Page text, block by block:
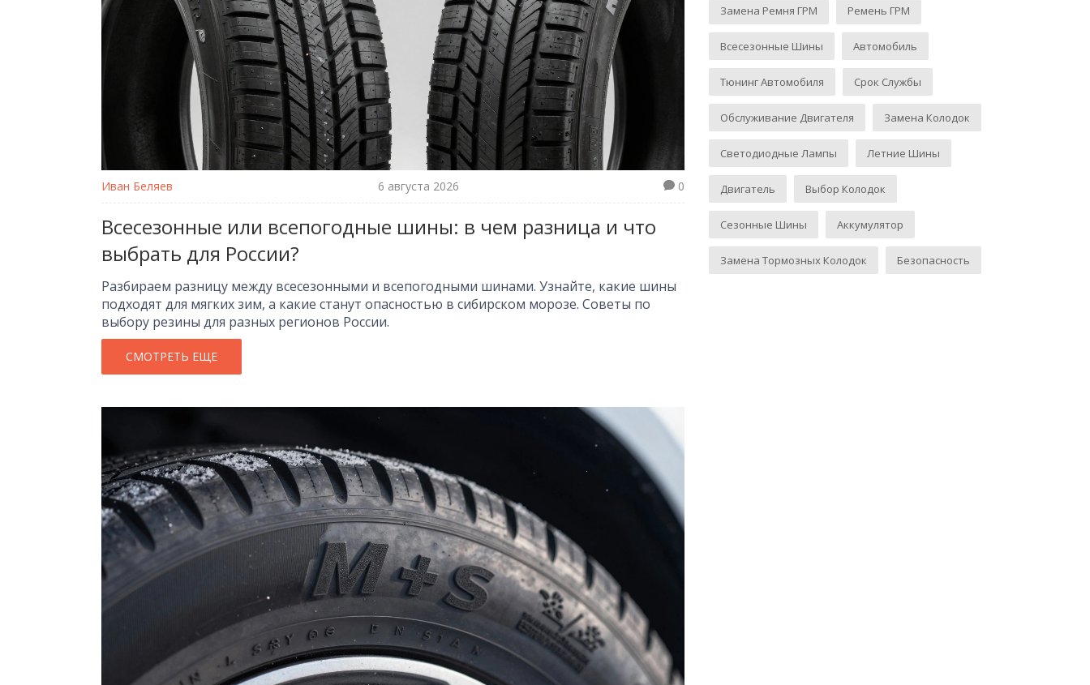
Иван Беляев 6 августа 2026 0
Всесезонные или всепогодные шины: в чем разница и что
выбрать для России?
Разбираем разницу между всесезонными и всепогодными шинами. Узнайте, какие шины
подходят для мягких зим, а какие станут опасностью в сибирском морозе. Советы по
выбору резины для разных регионов России.
СМОТРЕТЬ ЕЩЕ
Замена Ремня ГРМ Ремень ГРМ
Всесезонные Шины Автомобиль
Тюнинг Автомобиля Срок Службы
Обслуживание Двигателя Замена Колодок
Светодиодные Лампы Летние Шины
Двигатель Выбор Колодок
Сезонные Шины Аккумулятор
Замена Тормозных Колодок Безопасность